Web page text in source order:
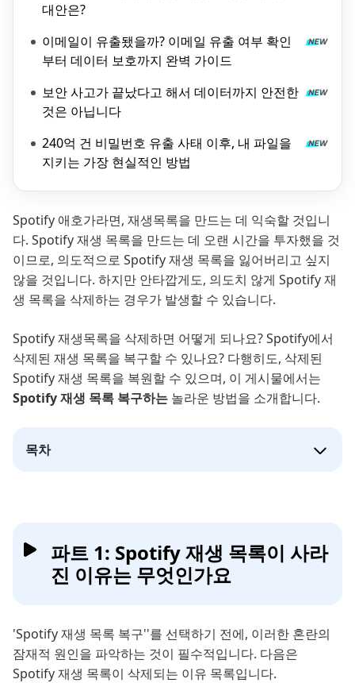
대안은?
이메일이 유출됐을까? 이메일 유출 여부 확인
부터 데이터 보호까지 완벽 가이드
보안 사고가 끝났다고 해서 데이터까지 안전한
것은 아닙니다
240억 건 비밀번호 유출 사태 이후, 내 파일을
지키는 가장 현실적인 방법
Spotify 애호가라면, 재생목록을 만드는 데 익숙할 것입니
다. Spotify 재생 목록을 만드는 데 오랜 시간을 투자했을 것
이므로, 의도적으로 Spotify 재생 목록을 잃어버리고 싶지
않을 것입니다. 하지만 안타깝게도, 의도치 않게 Spotify 재
생 목록을 삭제하는 경우가 발생할 수 있습니다.
Spotify 재생목록을 삭제하면 어떻게 되나요? Spotify에서
삭제된 재생 목록을 복구할 수 있나요? 다행히도, 삭제된
Spotify 재생 목록을 복원할 수 있으며, 이 게시물에서는
Spotify 재생 목록 복구하는 놀라운 방법을 소개합니다.
목차
파트 1: Spotify 재생 목록이 사라
진 이유는 무엇인가요
'Spotify 재생 목록 복구''를 선택하기 전에, 이러한 혼란의
잠재적 원인을 파악하는 것이 필수적입니다. 다음은
Spotify 재생 목록이 삭제되는 이유 목록입니다.